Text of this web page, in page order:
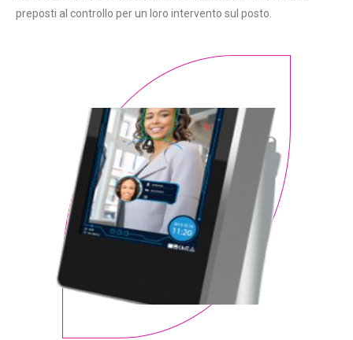
preposti al controllo per un loro intervento sul posto.